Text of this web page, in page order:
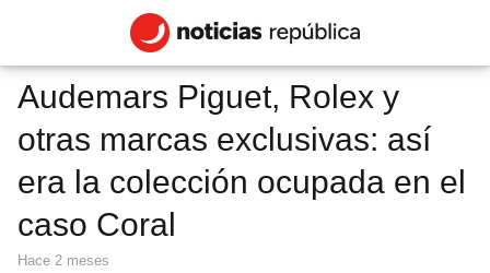
Audemars Piguet, Rolex y
otras marcas exclusivas: así
era la colección ocupada en el
caso Coral
hace 2 meses